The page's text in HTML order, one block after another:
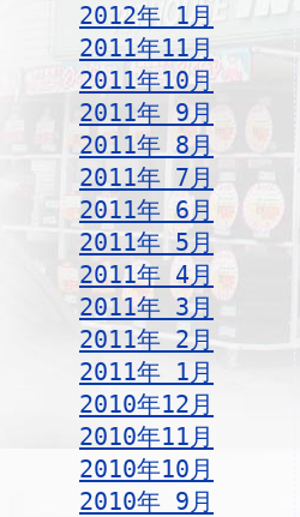
2012年 1月
2011年11月
2011年10月
2011年 9月
2011年 8月
2011年 7月
2011年 6月
2011年 5月
2011年 4月
2011年 3月
2011年 2月
2011年 1月
2010年12月
2010年11月
2010年10月
2010年 9月